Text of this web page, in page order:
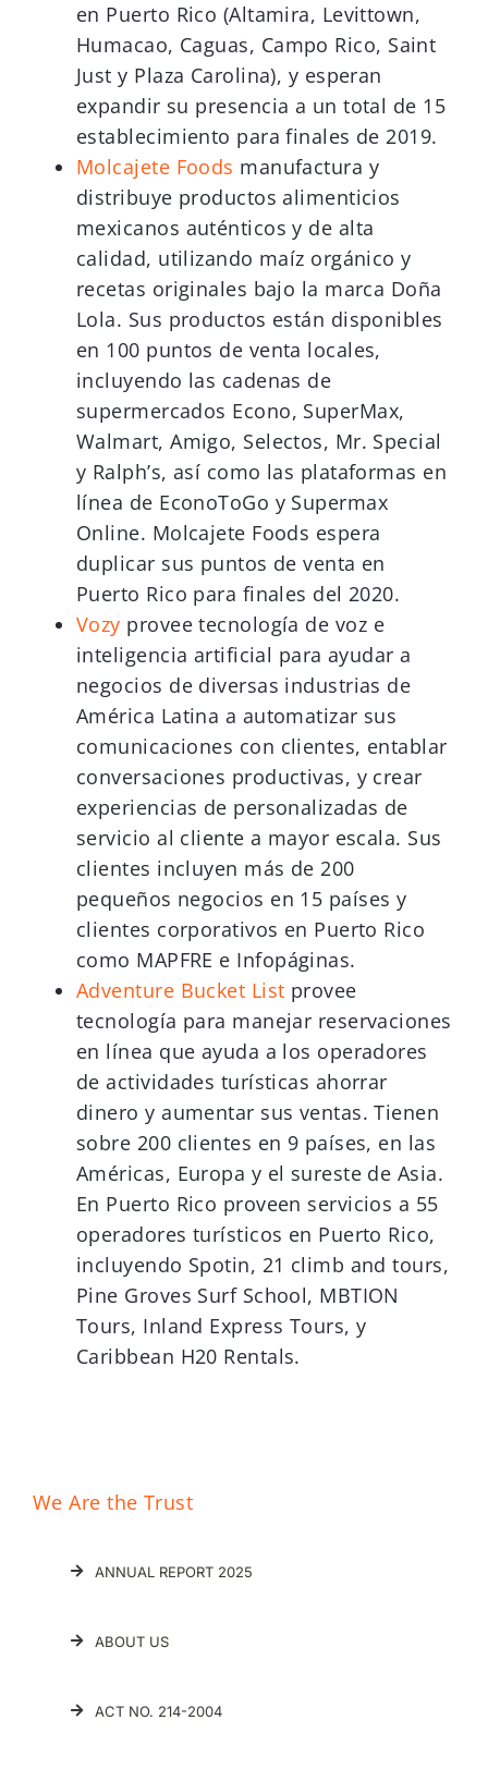
en Puerto Rico (Altamira, Levittown,
Humacao, Caguas, Campo Rico, Saint
Just y Plaza Carolina), y esperan
expandir su presencia a un total de 15
establecimiento para finales de 2019.
Molcajete Foods manufactura y
distribuye productos alimenticios
mexicanos auténticos y de alta
calidad, utilizando maíz orgánico y
recetas originales bajo la marca Doña
Lola. Sus productos están disponibles
en 100 puntos de venta locales,
incluyendo las cadenas de
supermercados Econo, SuperMax,
Walmart, Amigo, Selectos, Mr. Special
y Ralph’s, así como las plataformas en
línea de EconoToGo y Supermax
Online. Molcajete Foods espera
duplicar sus puntos de venta en
Puerto Rico para finales del 2020.
Vozy provee tecnología de voz e
inteligencia artificial para ayudar a
negocios de diversas industrias de
América Latina a automatizar sus
comunicaciones con clientes, entablar
conversaciones productivas, y crear
experiencias de personalizadas de
servicio al cliente a mayor escala. Sus
clientes incluyen más de 200
pequeños negocios en 15 países y
clientes corporativos en Puerto Rico
como MAPFRE e Infopáginas.
Adventure Bucket List provee
tecnología para manejar reservaciones
en línea que ayuda a los operadores
de actividades turísticas ahorrar
dinero y aumentar sus ventas. Tienen
sobre 200 clientes en 9 países, en las
Américas, Europa y el sureste de Asia.
En Puerto Rico proveen servicios a 55
operadores turísticos en Puerto Rico,
incluyendo Spotin, 21 climb and tours,
Pine Groves Surf School, MBTION
Tours, Inland Express Tours, y
Caribbean H20 Rentals.
We Are the Trust
ANNUAL REPORT 2025
ABOUT US
ACT NO. 214-2004